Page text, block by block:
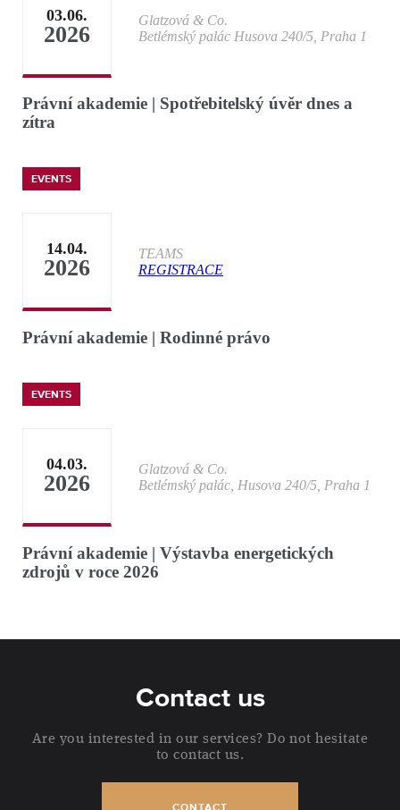
03.06.
2026
Glatzová & Co.
Betlémský palác Husova 240/5, Praha 1
Právní akademie | Spotřebitelský úvěr dnes a
zítra
EVENTS
14.04.
2026
TEAMS
REGISTRACE
Právní akademie | Rodinné právo
EVENTS
04.03.
2026
Glatzová & Co.
Betlémský palác, Husova 240/5, Praha 1
Právní akademie | Výstavba energetických
zdrojů v roce 2026
Contact us
Are you interested in our services? Do not hesitate
to contact us.